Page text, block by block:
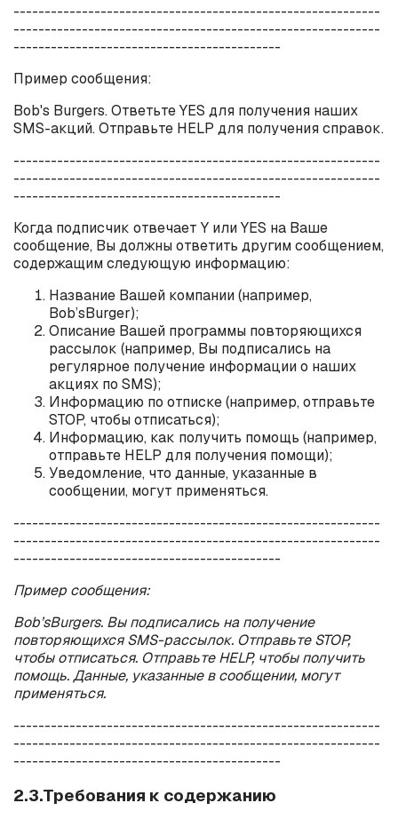
-----------------------------------------------------------
-----------------------------------------------------------
-------------------------------------------
Пример сообщения:
Bob's Burgers.ОтветьтеYES для получения наших
SMS-акций. Отправьте HELP для получения справок.
-----------------------------------------------------------
-----------------------------------------------------------
-------------------------------------------
Когда подписчик отвечает Y илиYES на Ваше
сообщение, Вы должны ответить другим сообщением,
содержащим следующую информацию:
Название Вашей компании (например,
Bob’sBurger);
Описание Вашей программы повторяющихся
рассылок (например, Вы подписались на
регулярное получение информации о наших
акциях по SMS);
Информацию по отписке (например, отправьте
STOP, чтобы отписаться);
Информацию, как получить помощь (например,
отправьте HELP для получения помощи);
Уведомление, что данные, указанные в
сообщении, могут применяться.
-----------------------------------------------------------
-----------------------------------------------------------
-------------------------------------------
Пример сообщения:
Bob’sBurgers. Вы подписались на получение
повторяющихсяSMS-рассылок. ОтправьтеSTOP,
чтобы отписаться. ОтправьтеHELP, чтобы получить
помощь. Данные, указанные в сообщении, могут
применяться.
-----------------------------------------------------------
-----------------------------------------------------------
-------------------------------------------
2.3.Требования к содержанию